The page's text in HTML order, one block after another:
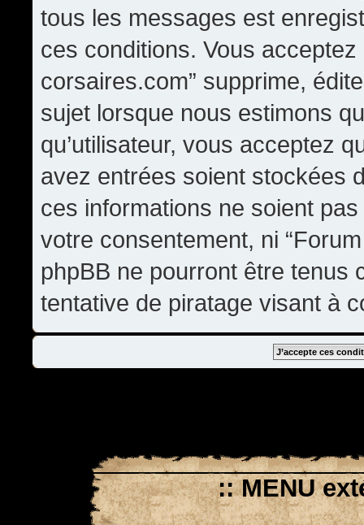
tous les messages est
ces conditions. Vous
corsaires.com” supprime,
sujet lorsque nous estimons
qu’utilisateur, vous acceptez
avez entrées soient stockées
ces informations ne soient
votre consentement, ni
phpBB ne pourront être tenus
tentative de piratage visant à
:: MENU